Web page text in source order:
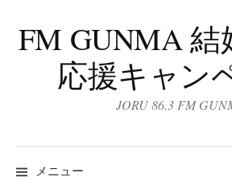
ン
テ
FM GUNMA 結
応援キャン
JORU 86.3 FM
メニュー